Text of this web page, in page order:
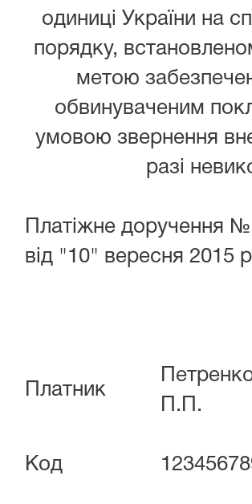
одиниці України на
порядку,
метою
обвинуваченим
умовою звернення
разі
Платіжне доручення №
від "10" вересня 2015
Платник
П.П.
Код